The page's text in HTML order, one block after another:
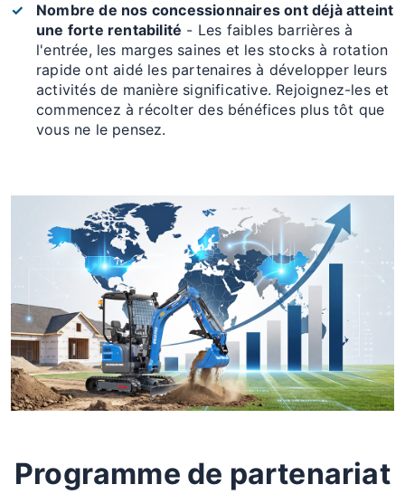
Nombre de nos concessionnaires ont déjà atteint
une forte rentabilité - Les faibles barrières à
l'entrée, les marges saines et les stocks à rotation
rapide ont aidé les partenaires à développer leurs
activités de manière significative. Rejoignez-les et
commencez à récolter des bénéfices plus tôt que
vous ne le pensez.
Programme de partenariat